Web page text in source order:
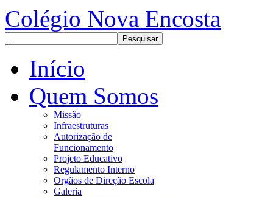
Colégio Nova Encosta
Início
Quem Somos
Missão
Infraestruturas
Autorização de
Funcionamento
Projeto Educativo
Regulamento Interno
Orgãos de Direção Escola
Galeria